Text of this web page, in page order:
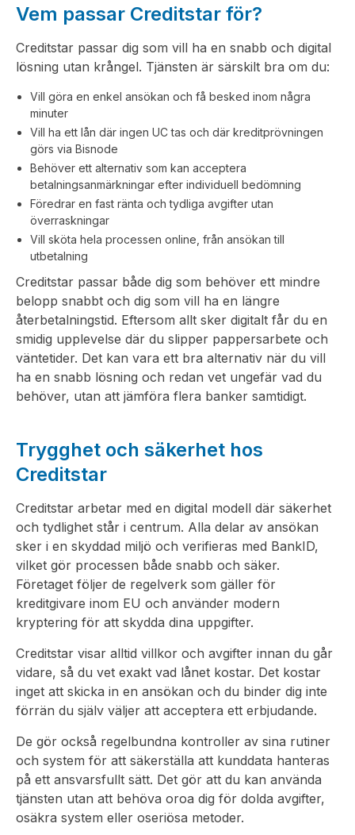
Vem passar Creditstar för?
Creditstar passar dig som vill ha en snabb och digital
lösning utan krångel. Tjänsten är särskilt bra om du:
Vill göra en enkel ansökan och få besked inom några
minuter
Vill ha ett lån där ingen UC tas och där kreditprövningen
görs via Bisnode
Behöver ett alternativ som kan acceptera
betalningsanmärkningar efter individuell bedömning
Föredrar en fast ränta och tydliga avgifter utan
överraskningar
Vill sköta hela processen online, från ansökan till
utbetalning
Creditstar passar både dig som behöver ett mindre
belopp snabbt och dig som vill ha en längre
återbetalningstid. Eftersom allt sker digitalt får du en
smidig upplevelse där du slipper pappersarbete och
väntetider. Det kan vara ett bra alternativ när du vill
ha en snabb lösning och redan vet ungefär vad du
behöver, utan att jämföra flera banker samtidigt.
Trygghet och säkerhet hos
Creditstar
Creditstar arbetar med en digital modell där säkerhet
och tydlighet står i centrum. Alla delar av ansökan
sker i en skyddad miljö och verifieras med BankID,
vilket gör processen både snabb och säker.
Företaget följer de regelverk som gäller för
kreditgivare inom EU och använder modern
kryptering för att skydda dina uppgifter.
Creditstar visar alltid villkor och avgifter innan du går
vidare, så du vet exakt vad lånet kostar. Det kostar
inget att skicka in en ansökan och du binder dig inte
förrän du själv väljer att acceptera ett erbjudande.
De gör också regelbundna kontroller av sina rutiner
och system för att säkerställa att kunddata hanteras
på ett ansvarsfullt sätt. Det gör att du kan använda
tjänsten utan att behöva oroa dig för dolda avgifter,
osäkra system eller oseriösa metoder.